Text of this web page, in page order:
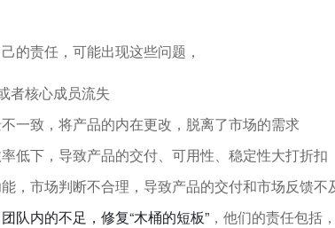
的责任，可能出现这些问题，
者核心成员流失
一致，将产品的内在更改，脱离了市场的需求
低下，导致产品的交付、可用性、稳定性大打折扣
，市场判断不合理，导致产品的交付和市场反馈不
队内的不足，修复“木桶的短板” ，他们的责任包括，